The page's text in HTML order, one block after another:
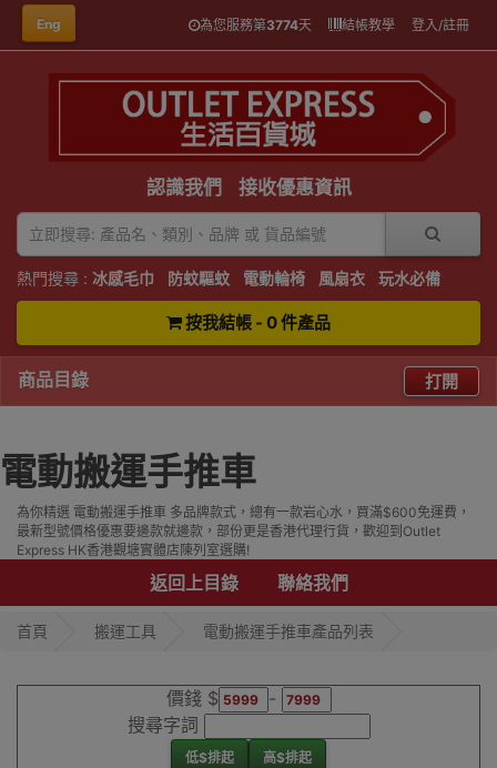
Eng 為您服務第3774天 結帳教學 登入/註冊
認識我們 接收優惠資訊
熱門搜尋 : 冰感毛巾 防蚊驅蚊 電動輪椅 風扇衣 玩水必備
按我結帳 - 0 件產品
商品目錄 打開
電動搬運手推車
為你精選 電動搬運手推車 多品牌款式，總有一款岩心水，買滿$600免運費，
最新型號價格優惠要邊款就邊款，部份更是香港代理行貨，歡迎到Outlet
Express HK香港觀塘實體店陳列室選購!
返回上目錄 聯絡我們
首頁 搬運工具 電動搬運手推車產品列表
價錢 $
-
搜尋字詞
低$排起 高$排起